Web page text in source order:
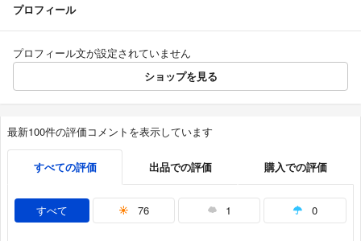
プロフィール
プロフィール文が設定されていません
ショップを見る
最新100件の評価コメントを表示しています
すべての評価 出品での評価 購入での評価
すべて 76 1 0